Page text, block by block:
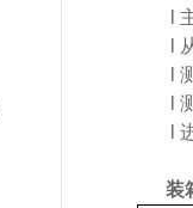
l
l
l
装